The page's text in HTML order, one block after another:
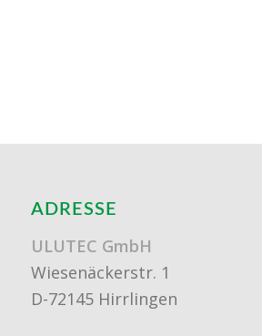
ADRESSE
ULUTEC GmbH
Wiesenäckerstr. 1
D-72145 Hirrlingen